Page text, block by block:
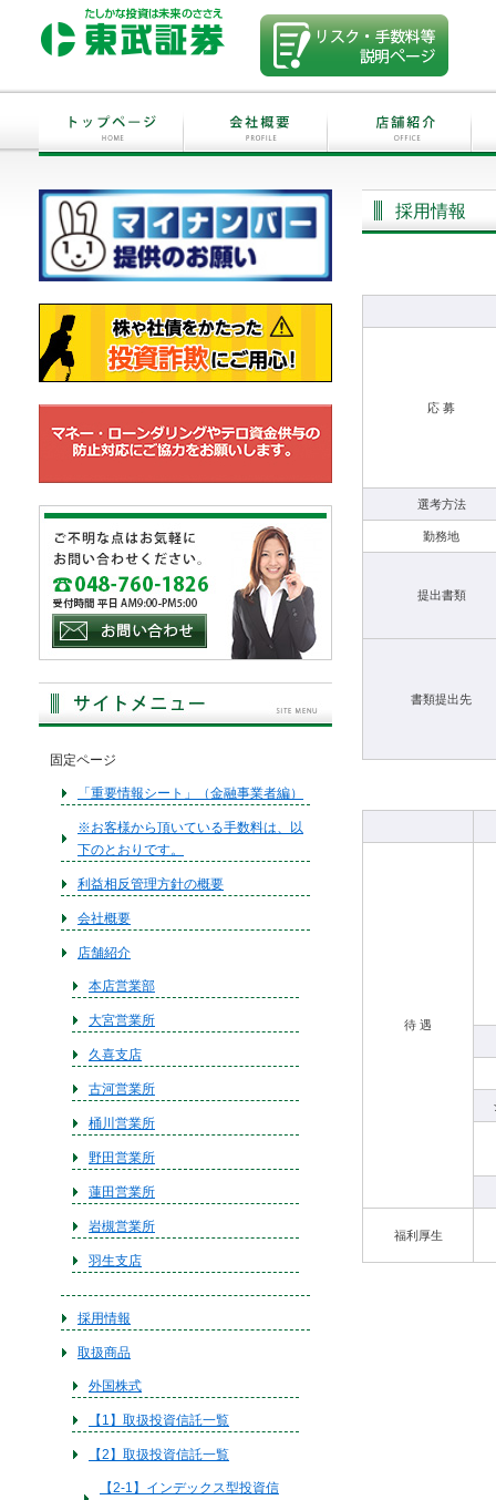
採用情報
応 募
選考方法
勤務地
提出書類
書類提出先
待 遇
福利厚生
固定ページ
「重要情報シート」（金融事業者編）
※お客様から頂いている手数料は、以
下のとおりです。
利益相反管理方針の概要
会社概要
店舗紹介
本店営業部
大宮営業所
久喜支店
古河営業所
桶川営業所
野田営業所
蓮田営業所
岩槻営業所
羽生支店
採用情報
取扱商品
外国株式
【1】取扱投資信託一覧
【2】取扱投資信託一覧
【2-1】インデックス型投資信